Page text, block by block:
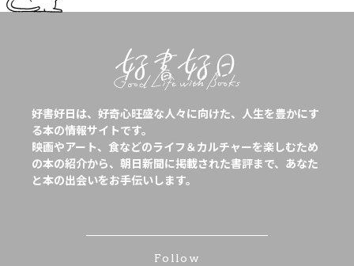
好書好日は、好奇心旺盛な人々に向けた、人生を豊かにす
る本の情報サイトです。
映画やアート、食などのライフ＆カルチャーを楽しむため
の本の紹介から、朝日新聞に掲載された書評まで、あなた
と本の出会いをお手伝いします。
Follow